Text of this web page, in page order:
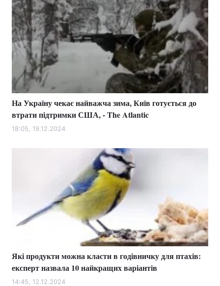
На Україну чекає найважча зима, Київ готується до
втрати підтримки США, - The Atlantic
18:05, 19.12.2024
Які продукти можна класти в годівничку для птахів:
експерт назвала 10 найкращих варіантів
14:45, 12.12.2024